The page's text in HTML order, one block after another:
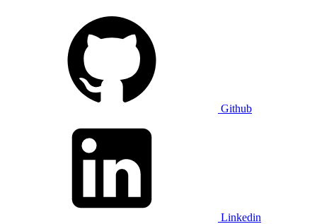
Github
Linkedin